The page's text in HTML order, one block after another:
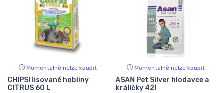
Momentálně nelze koupit
CHIPSI lisované hobliny
CITRUS 60 L
Momentálně nelze koupit
ASAN Pet Silver hlodavce a
králíčky 42l